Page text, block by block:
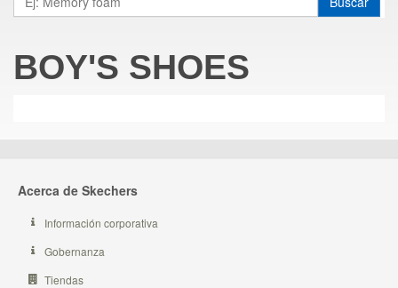
BOY'S SHOES
Acerca de Skechers
Información corporativa
Gobernanza
Tiendas